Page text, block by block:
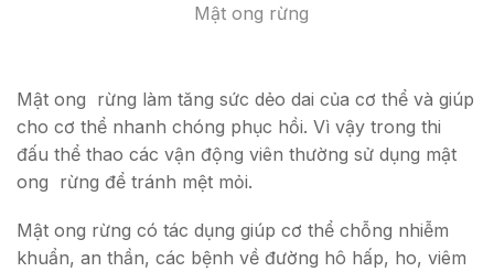
Mật ong rừng
Mật ong rừng làm tăng sức dẻo dai của cơ thể và giúp
cho cơ thể nhanh chóng phục hồi. Vì vậy trong thi
đấu thể thao các vận động viên thường sử dụng mật
ong rừng để tránh mệt mỏi.
Mật ong rừng có tác dụng giúp cơ thể chỗng nhiễm
khuẩn, an thần, các bệnh về đường hô hấp, ho, viêm